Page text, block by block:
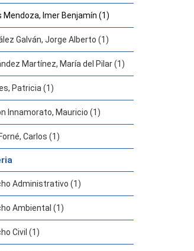
Mendoza, Imer Benjamín (1)
Galván, Jorge Alberto (1)
Martínez, María del Pilar (1)
Patricia (1)
Innamorato, Mauricio (1)
Carlos (1)
Administrativo (1)
Ambiental (1)
Civil (1)